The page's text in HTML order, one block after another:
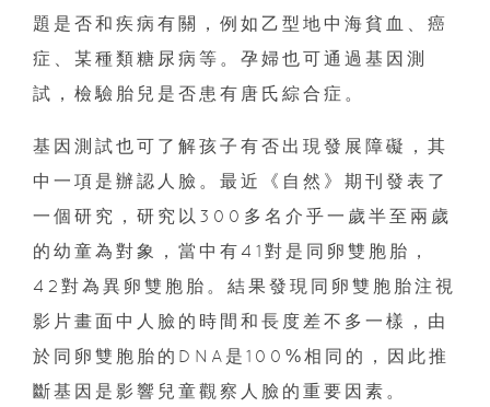
題是否和疾病有關，例如乙型地中海貧血、癌
症、某種類糖尿病等。孕婦也可通過基因測
試，檢驗胎兒是否患有唐氏綜合症。
基因測試也可了解孩子有否出現發展障礙，其
中一項是辦認人臉。最近《自然》期刊發表了
一個研究，研究以300多名介乎一歲半至兩歲
的幼童為對象，當中有41對是同卵雙胞胎，
42對為異卵雙胞胎。結果發現同卵雙胞胎注視
影片畫面中人臉的時間和長度差不多一樣，由
於同卵雙胞胎的DNA是100%相同的，因此推
斷基因是影響兒童觀察人臉的重要因素。